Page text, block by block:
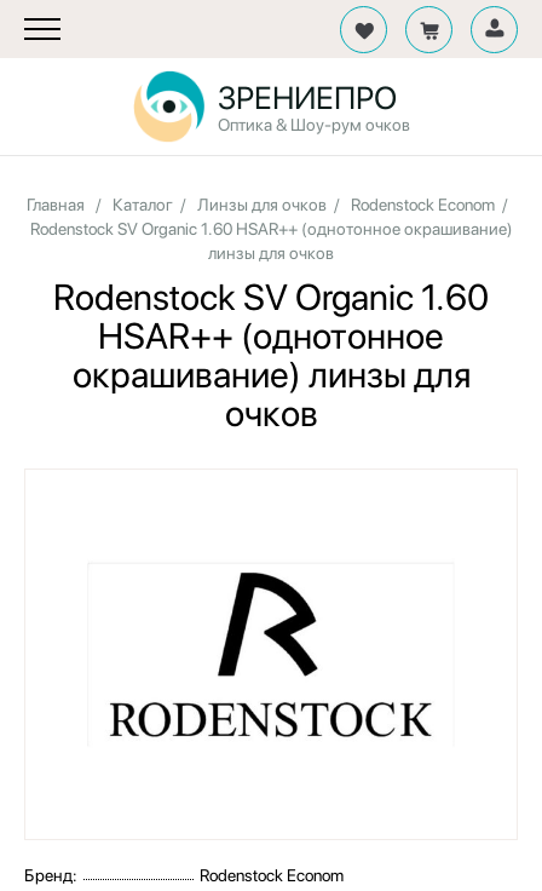
ЗРЕНИЕПРО
Оптика & Шоу-рум очков
Главная / Каталог / Линзы для очков / Rodenstock Econom /
Rodenstock SV Organic 1.60 HSAR++ (однотонное окрашивание)
линзы для очков
Rodenstock SV Organic 1.60
HSAR++ (однотонное
окрашивание) линзы для
очков
Бренд:
Rodenstock Econom